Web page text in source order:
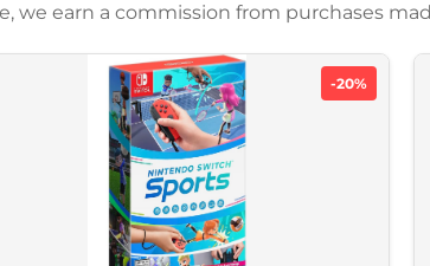
we earn a commission from purchases
-20%